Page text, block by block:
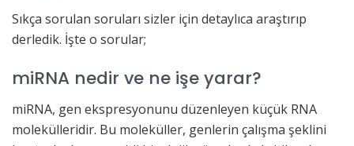
Sıkça sorulan soruları sizler için detaylıca araştırıp
derledik. İşte o sorular;
miRNA nedir ve ne işe yarar?
miRNA, gen ekspresyonunu düzenleyen küçük RNA
molekülleridir. Bu moleküller, genlerin çalışma şeklini